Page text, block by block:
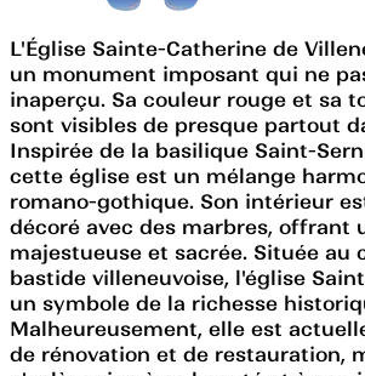
L'Église Sainte-Catherine de
un monument imposant qui ne
inaperçu. Sa couleur rouge et sa
sont visibles de presque partout
Inspirée de la basilique Saint-
cette église est un mélange
romano-gothique. Son intérieur
décoré avec des marbres, offrant
majestueuse et sacrée. Située au
bastide villeneuvoise, l'église
un symbole de la richesse
Malheureusement, elle est
de rénovation et de restauration,